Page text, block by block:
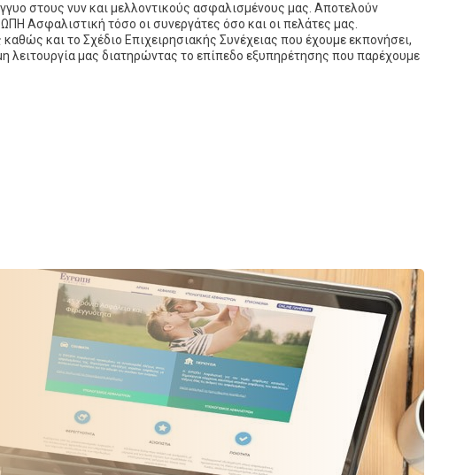
στους νυν και μελλοντικούς ασφαλισμένους μας. Αποτελούν
Ασφαλιστική τόσο οι συνεργάτες όσο και οι πελάτες μας.
και το Σχέδιο Επιχειρησιακής Συνέχειας που έχουμε εκπονήσει,
λειτουργία μας διατηρώντας το επίπεδο εξυπηρέτησης που παρέχουμε